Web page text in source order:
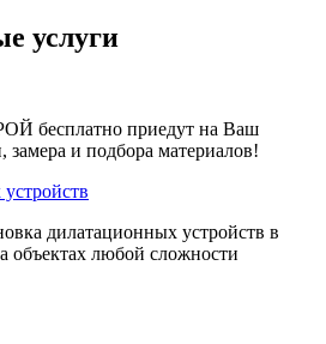
услуги
бесплатно приедут на Ваш
замера и подбора материалов!
дилатационных устройств в
любой сложности